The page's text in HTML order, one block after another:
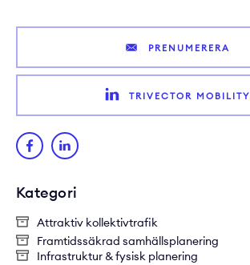
Kategori
Attraktiv kollektivtrafik
Framtidssäkrad samhällsplanering
Infrastruktur & fysisk planering
PRENUMERERA
TRIVECTOR MOBILITY